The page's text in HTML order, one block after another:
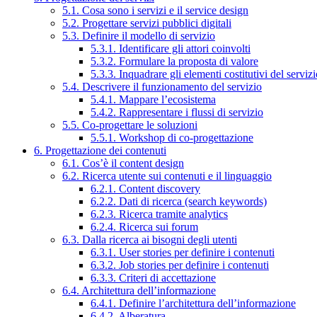
5.1. Cosa sono i servizi e il service design
5.2. Progettare servizi pubblici digitali
5.3. Definire il modello di servizio
5.3.1. Identificare gli attori coinvolti
5.3.2. Formulare la proposta di valore
5.3.3. Inquadrare gli elementi costitutivi del
5.4. Descrivere il funzionamento del servizio
5.4.1. Mappare l’ecosistema
5.4.2. Rappresentare i flussi di servizio
5.5. Co-progettare le soluzioni
5.5.1. Workshop di co-progettazione
6. Progettazione dei contenuti
6.1. Cos’è il content design
6.2. Ricerca utente sui contenuti e il linguaggio
6.2.1. Content discovery
6.2.2. Dati di ricerca (search keywords)
6.2.3. Ricerca tramite analytics
6.2.4. Ricerca sui forum
6.3. Dalla ricerca ai bisogni degli utenti
6.3.1. User stories per definire i contenuti
6.3.2. Job stories per definire i contenuti
6.3.3. Criteri di accettazione
6.4. Architettura dell’informazione
6.4.1. Definire l’architettura dell’informazione